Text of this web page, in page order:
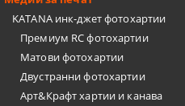
KATANA инк-джет фотохартии
Премиум RC фотохартии
Матови фотохартии
Двустранни фотохартии
Арт&Крафт хартии и канава